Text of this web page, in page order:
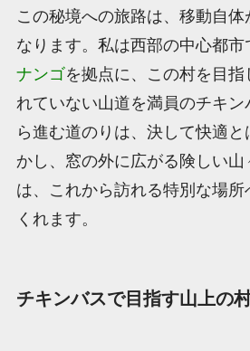
この秘境への旅路は、移動自体
なります。私は西部の中心都市
ナンゴを拠点に、この村を目指
れていない山道を満員のチキ
ら進む道のりは、決して快適と
かし、窓の外に広がる険しい
は、これから訪れる特別な場所
くれます。
チキンバスで目指す山上の